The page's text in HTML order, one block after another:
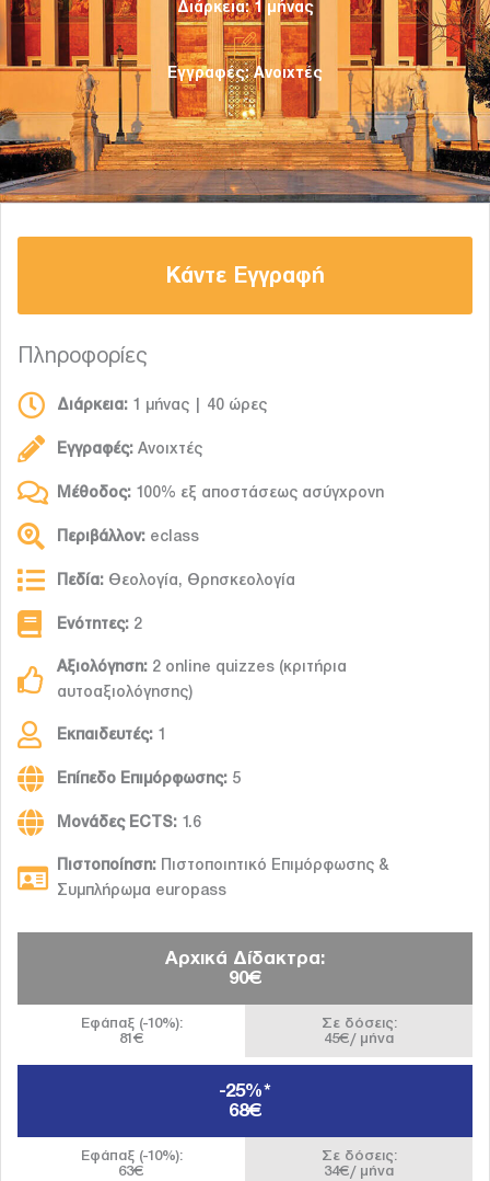
Διάρκεια: 1 μήνας
Εγγραφές: Ανοιχτές
Κάντε Εγγραφή
Πληροφορίες
Διάρκεια: 1 μήνας | 40 ώρες
Εγγραφές: Ανοιχτές
Μέθοδος: 100% εξ αποστάσεως ασύγχρονη
Περιβάλλον: eclass
Πεδία: Θεολογία, Θρησκεολογία
Ενότητες: 2
Αξιολόγηση: 2 online quizzes (κριτήρια
αυτοαξιολόγησης)
Εκπαιδευτές: 1
Επίπεδο Επιμόρφωσης: 5
Μονάδες ECTS: 1.6
Πιστοποίηση: Πιστοποιητικό Επιμόρφωσης &
Συμπλήρωμα europass
Αρχικά Δίδακτρα:
90€
Εφάπαξ (-10%):
81€
Σε δόσεις:
45€/ μήνα
-25%*
68€
Εφάπαξ (-10%):
63€
Σε δόσεις:
34€/ μήνα